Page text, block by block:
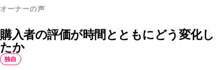
オーナーの声
購入者の評価が時間とともにどう変化し
たか
独自